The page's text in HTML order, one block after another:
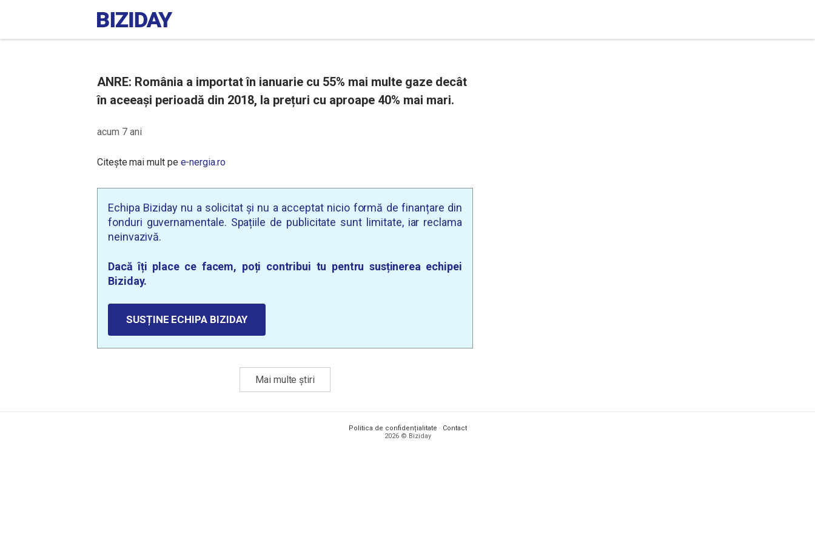
ANRE: România a importat în ianuarie cu 55% mai multe gaze decât
în aceeași perioadă din 2018, la prețuri cu aproape 40% mai mari.
acum 7 ani
Citește mai mult pe e-nergia.ro
Echipa Biziday nu a solicitat și nu a acceptat nicio formă de finanțare din
fonduri guvernamentale. Spațiile de publicitate sunt limitate, iar reclama
neinvazivă.
Dacă îți place ce facem, poți contribui tu pentru susținerea echipei
Biziday.
SUSȚINE ECHIPA BIZIDAY
Mai multe știri
Politica de confidențialitate · Contact
2026 © Biziday